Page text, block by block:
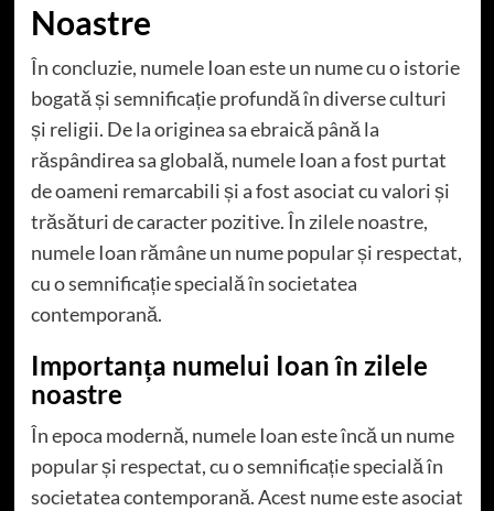
Noastre
În concluzie, numele Ioan este un nume cu o istorie
bogată și semnificație profundă în diverse culturi
și religii. De la originea sa ebraică până la
răspândirea sa globală, numele Ioan a fost purtat
de oameni remarcabili și a fost asociat cu valori și
trăsături de caracter pozitive. În zilele noastre,
numele Ioan rămâne un nume popular și respectat,
cu o semnificație specială în societatea
contemporană.
Importanța numelui Ioan în zilele
noastre
În epoca modernă, numele Ioan este încă un nume
popular și respectat, cu o semnificație specială în
societatea contemporană. Acest nume este asociat